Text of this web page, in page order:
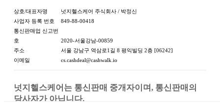
상호/대표자명
넛지헬스케어 주식회사 / 박정신
사업자 등록 번호
849-88-00418
통신판매업 신고번
호
2020-서울강남-00859
주소
서울 강남구 역삼로1길 8 평익빌딩 2층 [06242]
이메일
cs.cashdeal@cashwalk.io
넛지헬스케어는 통신판매 중개자이며, 통신판매의
당사자가 아닙니다.